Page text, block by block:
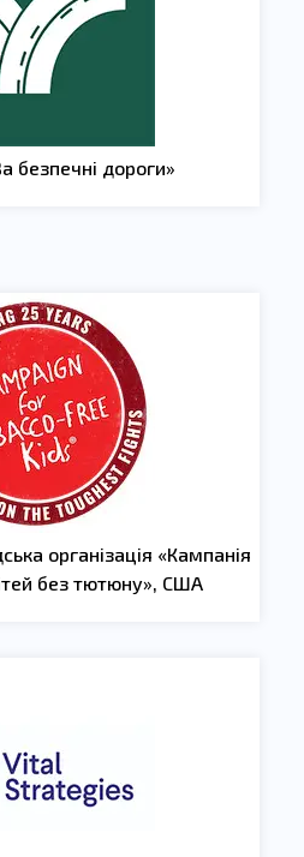
безпечні дороги»
організація «Кампанія
без тютюну», США